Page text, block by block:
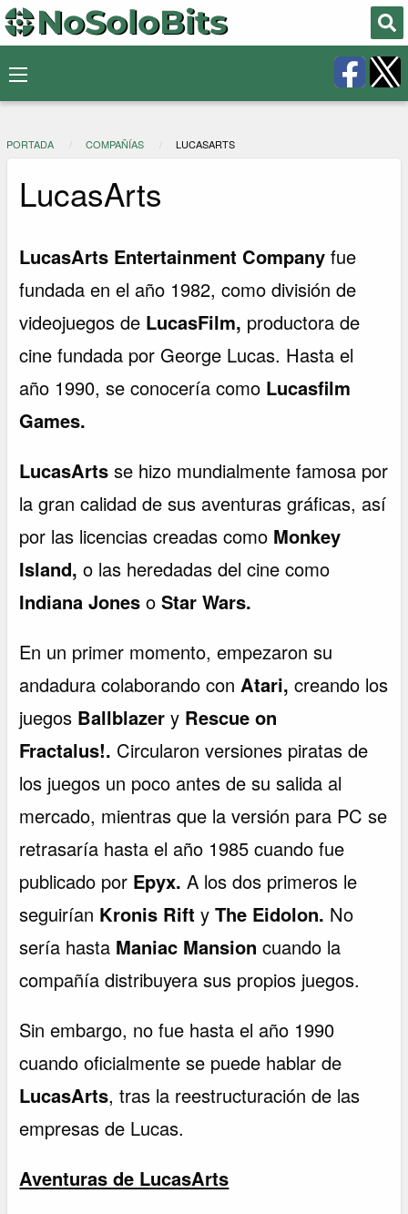
PORTADA COMPAÑÍAS LUCASARTS
LucasArts
LucasArts Entertainment Company fue
fundada en el año 1982, como división de
videojuegos de LucasFilm, productora de
cine fundada por George Lucas. Hasta el
año 1990, se conocería como Lucasfilm
Games.
LucasArts se hizo mundialmente famosa por
la gran calidad de sus aventuras gráficas, así
por las licencias creadas como Monkey
Island, o las heredadas del cine como
Indiana Jones oStar Wars.
En un primer momento, empezaron su
andadura colaborando conAtari, creando los
juegos Ballblazer y Rescue on
Fractalus!. Circularon versiones piratas de
los juegos un poco antes de su salida al
mercado, mientras que la versión para PC se
retrasaría hasta el año 1985 cuando fue
publicado por Epyx. A los dos primeros le
seguirían Kronis Rift yThe Eidolon. No
sería hasta Maniac Mansion cuando la
compañía distribuyera sus propios juegos.
Sin embargo, no fue hasta el año 1990
cuando oficialmente se puede hablar de
LucasArts, tras la reestructuración de las
empresas de Lucas.
Aventuras de LucasArts